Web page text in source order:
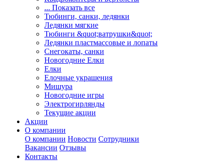
... Показать все
Тюбинги, санки, ледянки
Ледянки мягкие
Тюбинги &quot;ватрушки&quot;
Ледянки пластмассовые и лопаты
Снегокаты, санки
Новогодние Елки
Елки
Елочные украшения
Мишура
Новогодние игры
Электрогирлянды
Текущие акции
Акции
О компании
О компании Новости Сотрудники
Вакансии Отзывы
Контакты